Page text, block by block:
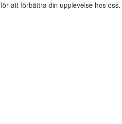
för att förbättra din upplevelse hos oss.